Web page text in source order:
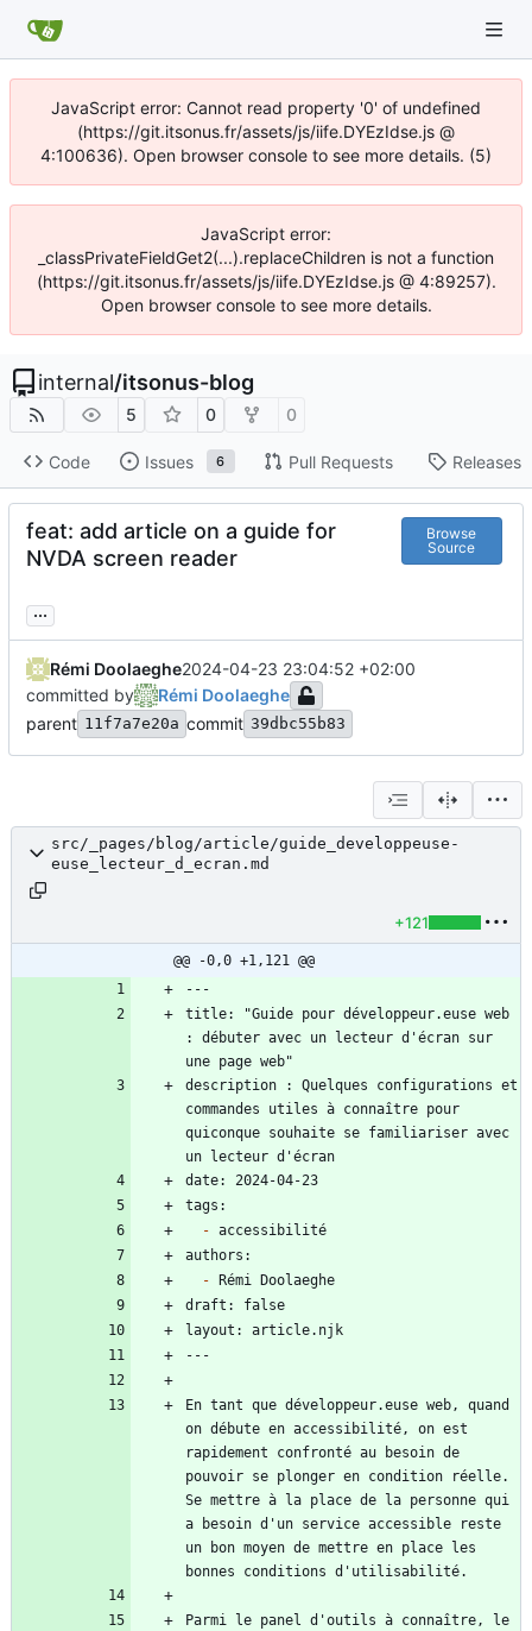
JavaScript error: Cannot read property '0' of undefined
(https://git.itsonus.fr/assets/js/iife.DYEzIdse.js @
4:100636). Open browser console to see more details. (5)
JavaScript error:
_classPrivateFieldGet2(...).replaceChildren is not a function
(https://git.itsonus.fr/assets/js/iife.DYEzIdse.js @ 4:89257).
Open browser console to see more details.
internal/itsonus-blog
5 0 0
Code Issues 6 Pull Requests Releases
feat: add article on a guide for
NVDA screen reader
Browse
Source
...
Rémi Doolaeghe2024-04-23 23:04:52 +02:00
committed by
Rémi Doolaeghe
parent 11f7a7e20a commit 39dbc55b83
src/_pages/blog/article/guide_developpeuse-
euse_lecteur_d_ecran.md
+121
@@ -0,0 +1,121 @@
title: "Guide pour développeur.euse web
: débuter avec un lecteur d'écran sur
description : Quelques configurations et
commandes utiles à connaître pour
quiconque souhaite se familiariser avec
-
-
En tant que développeur.euse web, quand
on débute en accessibilité, on est
rapidement confronté au besoin de
pouvoir se plonger en condition réelle.
Se mettre à la place de la personne qui
a besoin d'un service accessible reste
un bon moyen de mettre en place les
Parmi le panel d'outils à connaître, le